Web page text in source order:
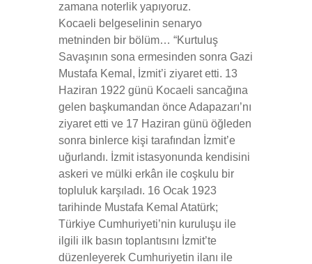
zamana noterlik yapıyoruz.
Kocaeli belgeselinin senaryo
metninden bir bölüm… “Kurtuluş
Savaşının sona ermesinden sonra Gazi
Mustafa Kemal, İzmit’i ziyaret etti. 13
Haziran 1922 günü Kocaeli sancağına
gelen başkumandan önce Adapazarı’nı
ziyaret etti ve 17 Haziran günü öğleden
sonra binlerce kişi tarafından İzmit’e
uğurlandı. İzmit istasyonunda kendisini
askeri ve mülki erkân ile coşkulu bir
topluluk karşıladı. 16 Ocak 1923
tarihinde Mustafa Kemal Atatürk;
Türkiye Cumhuriyeti’nin kuruluşu ile
ilgili ilk basın toplantısını İzmit’te
düzenleyerek Cumhuriyetin ilanı ile